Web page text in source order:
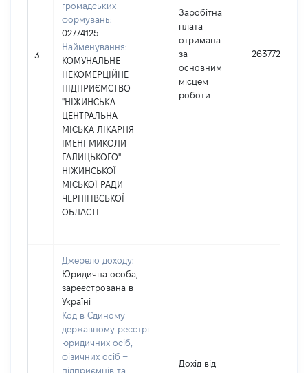
3
громадських
формувань:
02774125
Найменування:
КОМУНАЛЬНЕ
НЕКОМЕРЦІЙНЕ
ПІДПРИЄМСТВО
"НІЖИНСЬКА
ЦЕНТРАЛЬНА
МІСЬКА ЛІКАРНЯ
ІМЕНІ МИКОЛИ
ГАЛИЦЬКОГО"
НІЖИНСЬКОЇ
МІСЬКОЇ РАДИ
ЧЕРНІГІВСЬКОЇ
ОБЛАСТІ
Заробітна
плата
отримана
за
основним
місцем
роботи
263772
Джерело доходу:
Юридична особа,
зареєстрована в
Україні
Код в Єдиному
державному реєстрі
юридичних осіб,
фізичних осіб –
підприємців та
Дохід від